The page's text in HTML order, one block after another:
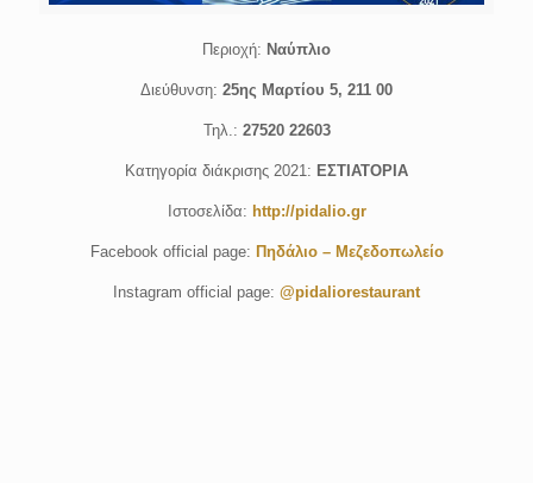
Περιοχή: Ναύπλιο
Διεύθυνση: 25ης Μαρτίου 5, 211 00
Τηλ.: 27520 22603
Κατηγορία διάκρισης 2021: ΕΣΤΙΑΤΟΡΙΑ
Ιστοσελίδα: http://pidalio.gr
Facebook official page: Πηδάλιο – Μεζεδοπωλείο
Instagram official page: @pidaliorestaurant